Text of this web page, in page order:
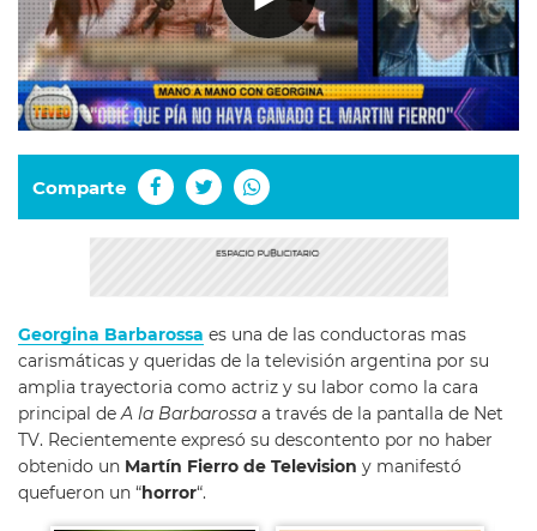
Comparte
Georgina Barbarossa es una de las conductoras mas
carismáticas y queridas de la televisión argentina por su
amplia trayectoria como actriz y su labor como la cara
principal de A la Barbarossa a través de la pantalla de Net
TV. Recientemente expresó su descontento por no haber
obtenido un Martín Fierro de Television y manifestó
quefueron un “horror“.